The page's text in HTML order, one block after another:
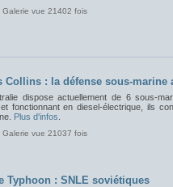
vue 21402 fois
Collins : la défense sous-marine
dispose actuellement de 6 sous-
fonctionnant en diesel-électrique, ils
Plus d'infos
vue 21037 fois
Typhoon : SNLE soviétiques